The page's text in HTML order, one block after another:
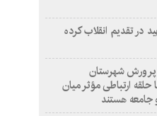
۱۸۳۵ شهید در تقدیم انقلاب کرده
شهرستان
ارتباطی مؤثر میان
هستند